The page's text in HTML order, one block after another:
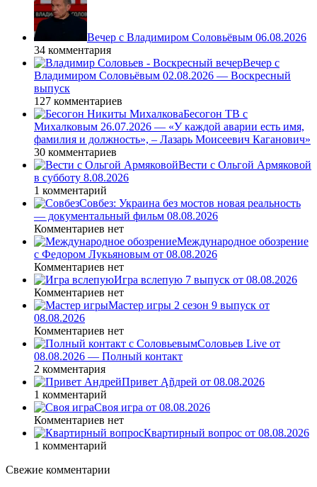
Вечер с Владимиром Соловьёвым 06.08.2026
34 комментария
Вечер с
Владимиром Соловьёвым 02.08.2026 — Воскресный
выпуск
127 комментариев
Бесогон ТВ с
Михалковым 26.07.2026 — «У каждой аварии есть имя,
фамилия и должность», – Лазарь Моисеевич Каганович»
30 комментариев
Вести с Ольгой Армяковой
в субботу 8.08.2026
1 комментарий
Совбез: Украина без мостов новая реальность
— документальный фильм 08.08.2026
Комментариев нет
Международное обозрение
с Федором Лукьяновым от 08.08.2026
Комментариев нет
Игра вслепую 7 выпуск от 08.08.2026
Комментариев нет
Мастер игры 2 сезон 9 выпуск от
08.08.2026
Комментариев нет
Соловьев Live от
08.08.2026 — Полный контакт
2 комментария
Привет Ąñдpей от 08.08.2026
1 комментарий
Своя игра от 08.08.2026
Комментариев нет
Квартирный вопрос от 08.08.2026
1 комментарий
Свежие комментарии